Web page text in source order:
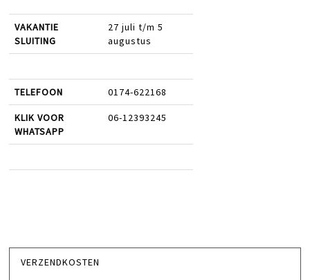
VAKANTIE
SLUITING
27 juli t/m 5
augustus
TELEFOON 0174-622168
KLIK VOOR
WHATSAPP
06-12393245
VERZENDKOSTEN